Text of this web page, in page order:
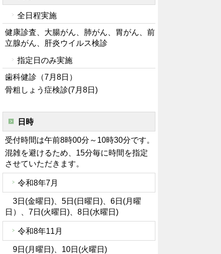
全日程実施
健康診査、大腸がん、肺がん、胃がん、前
立腺がん、肝炎ウイルス検診
指定日のみ実施
歯科健診（7月8日）
骨粗しょう症検診(7月8日)
日時
受付時間は午前8時00分～10時30分です。
混雑を避けるため、15分毎に時間を指定
させていただきます。
令和8年7月
3日(金曜日)、5日(日曜日)、6日(月曜
日）、7日(火曜日)、8日(水曜日)
令和8年11月
9日(月曜日)、10日(火曜日)